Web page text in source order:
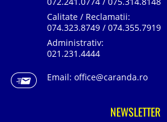
Calitate / Reclamatii:
074.323.8749 / 074.355.7919
Administrativ:
021.231.4444
Email: office@caranda.ro
NEWSLETTER